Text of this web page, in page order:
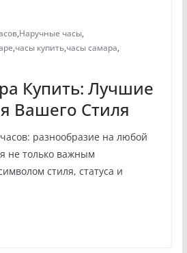
,Наручные часы,
,часы купить,часы самара,
Купить: Лучшие
Вашего Стиля
разнообразие на любой
не только важным
стиля, статуса и